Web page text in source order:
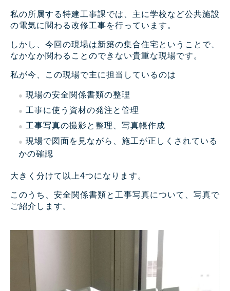
私の所属する特建工事課では、主に学校など公共施設
の電気に関わる改修工事を行っています。
しかし、今回の現場は新築の集合住宅ということで、
なかなか関わることのできない貴重な現場です。
私が今、この現場で主に担当しているのは
現場の安全関係書類の整理
工事に使う資材の発注と管理
工事写真の撮影と整理、写真帳作成
現場で図面を見ながら、施工が正しくされている
かの確認
大きく分けて以上4つになります。
このうち、安全関係書類と工事写真について、写真で
ご紹介します。